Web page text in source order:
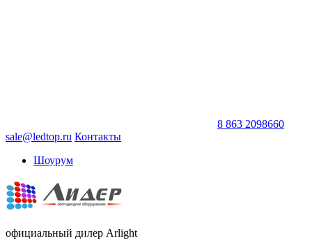
8 863 2098660
sale@ledtop.ru Контакты
Шоурум
официальный дилер Arlight